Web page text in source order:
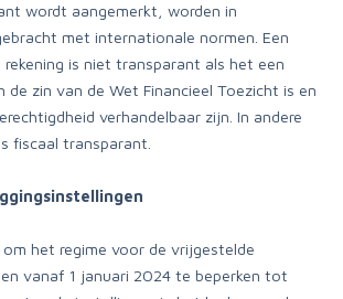
wordt aangemerkt, worden in
met internationale normen. Een
is niet transparant als het een
de zin van de Wet Financieel Toezicht is en
verhandelbaar zijn. In andere
fiscaal transparant.
het regime voor de vrijgestelde
vanaf 1 januari 2024 te beperken tot